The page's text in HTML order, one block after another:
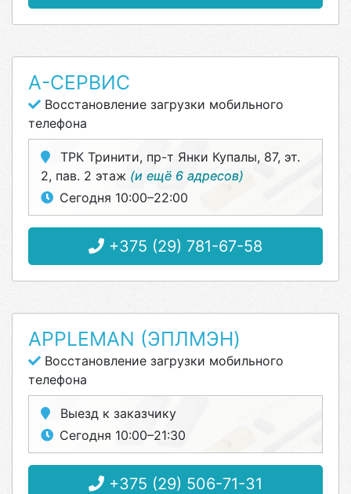
А-СЕРВИС
Восстановление загрузки мобильного
телефона
ТРК Тринити, пр-т Янки Купалы, 87, эт.
2, пав. 2 этаж (и ещё 6 адресов)
Сегодня 10:00–22:00
+375 (29) 781-67-58
APPLEMAN (ЭПЛМЭН)
Восстановление загрузки мобильного
телефона
Выезд к заказчику
Сегодня 10:00–21:30
+375 (29) 506-71-31